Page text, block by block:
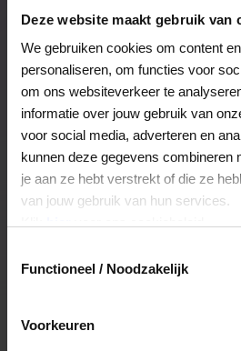
Deze website maakt gebruik van
We gebruiken cookies om content
personaliseren, om functies voor
om ons websiteverkeer te
informatie over jouw gebruik van
voor social media, adverteren en
kunnen deze gegevens combineren
je aan ze hebt verstrekt of die ze
van jouw gebruik van hun services.
Functioneel / Noodzakelijk
Voorkeuren
Nog veel meer...
Maak account aan